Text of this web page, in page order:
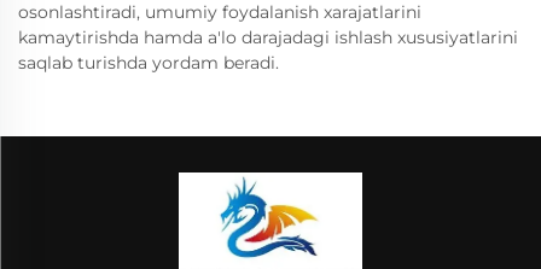
osonlashtiradi, umumiy foydalanish xarajatlarini
kamaytirishda hamda a'lo darajadagi ishlash xususiyatlarini
saqlab turishda yordam beradi.